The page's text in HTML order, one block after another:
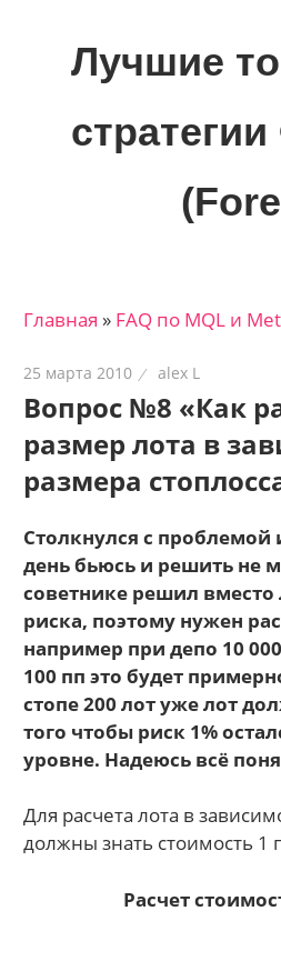
Лучшие
трейдеров
финансовых
рынках:
стратегии,
сигналы,
новости…
Главная » FAQ по MQL и
25 марта 2010 alex L
Вопрос №8 «Как
размер лота в
размера
Столкнулся с проблемой
день бьюсь и решить не
советнике решил вместо
риска, поэтому нужен
например при депо 10
100 пп это будет
стопе 200 лот уже лот
того чтобы риск 1%
уровне. Надеюсь всё
Для расчета лота в
должны знать стоимость 1
Расчет